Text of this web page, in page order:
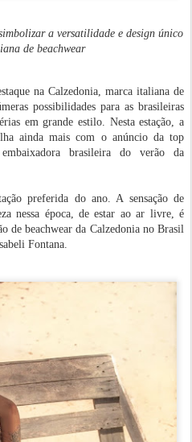
a versatilidade e design único
de beachwear
na Calzedonia, marca italiana de
possibilidades para as brasileiras
em grande estilo. Nesta estação, a
ainda mais com o anúncio da top
brasileira do verão da
preferida do ano. A sensação de
nessa época, de estar ao ar livre, é
de beachwear da Calzedonia no Brasil
Fontana.